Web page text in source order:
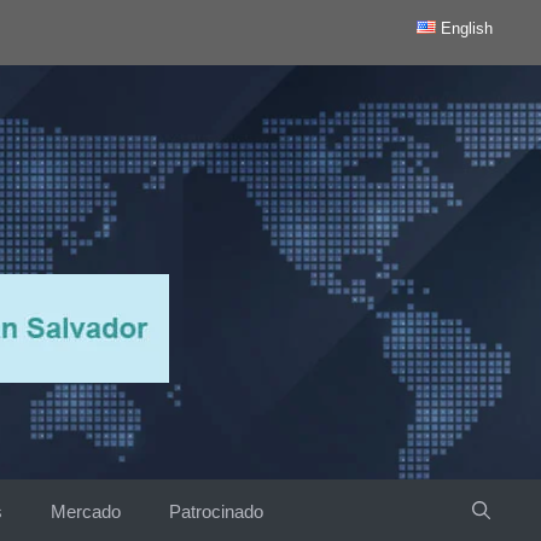
English
Mercado Patrocinado